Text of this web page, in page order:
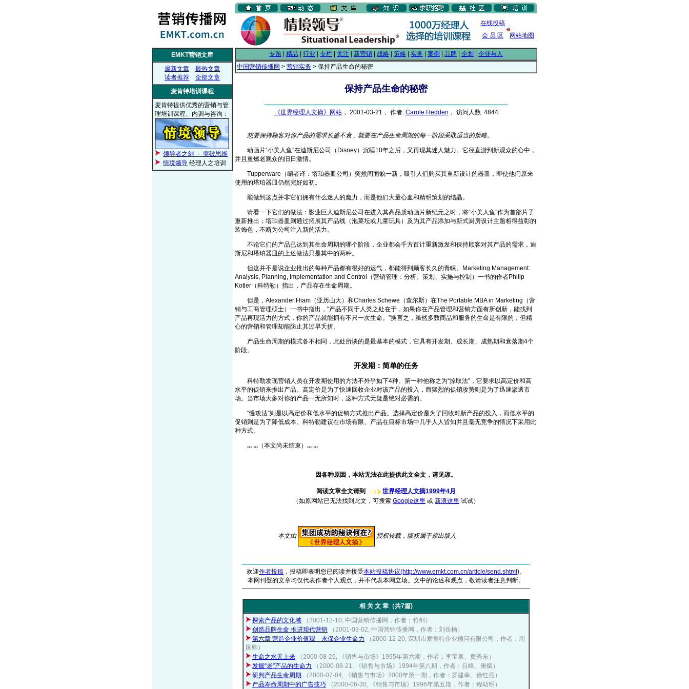
在线投稿
会 员 区
网站地图
EMKT营销文库
最新文章
最热文章
读者推荐
全部文章
麦肯特培训课程
麦肯特提供优秀的营销与管
理培训课程、内训与咨询：
领导者之剑 － 突破思维
情境领导 经理人之培训
专题 精品 行业 专栏 关注 新营销 战略 策略 实务 案例 品牌 企划
企业与人
中国营销传播网 > 营销实务 > 保持产品生命的秘密
保持产品生命的秘密
《世界经理人文摘》网站， 2001-03-21， 作者: Carole Hedden ， 访问人数: 4844
想要保持顾客对你产品的需求长盛不衰，就要在产品生命周期的每一阶段采取适当的策略。
动画片“小美人鱼”在迪斯尼公司（Disney）沉睡10年之后，又再现其迷人魅力。它径直游到新观众的心中，
并且重燃老观众的旧日激情。
Tupperware（编者译：塔珀器皿公司）突然间面貌一新，吸引人们购买其重新设计的器皿，即使他们原来
使用的塔珀器皿仍然完好如初。
能做到这点并非它们拥有什么迷人的魔力，而是他们大量心血和精明策划的结晶。
请看一下它们的做法：影业巨人迪斯尼公司在进入其高品质动画片新纪元之时，将“小美人鱼”作为首部片子
重新推出；塔珀器皿则通过拓展其产品线（泡菜坛或儿童玩具）及为其产品添加与新式厨房设计主题相得益彰的
装饰色，不断为公司注入新的活力。
不论它们的产品已达到其生命周期的哪个阶段，企业都会千方百计重新激发和保持顾客对其产品的需求，迪
斯尼和塔珀器皿的上述做法只是其中的两种。
但这并不是说企业推出的每种产品都有很好的运气，都能得到顾客长久的青睐。Marketing Management:
Analysis, Planning, Implementation and Control（营销管理：分析、策划、实施与控制）一书的作者Philip
Kotler（科特勒）指出，产品存在生命周期。
但是，Alexander Hiam（亚历山大）和Charles Schewe（查尔斯）在The Portable MBA in Marketing（营
销与工商管理硕士）一书中指出，“产品不同于人类之处在于，如果你在产品管理和营销方面有所创新，能找到
产品再现活力的方式，你的产品就能拥有不只一次生命。”换言之，虽然多数商品和服务的生命是有限的，但精
心的营销和管理却能防止其过早夭折。
产品生命周期的模式各不相同，此处所谈的是最基本的模式，它具有开发期、成长期、成熟期和衰落期4个
阶段。
开发期：简单的任务
科特勒发现营销人员在开发期使用的方法不外乎如下4种。第一种他称之为“掠取法”，它要求以高定价和高
水平的促销来推出产品。高定价是为了快速回收企业对该产品的投入，而猛烈的促销攻势则是为了迅速渗透市
场。当市场大多对你的产品一无所知时，这种方式无疑是绝对必需的。
“慢攻法”则是以高定价和低水平的促销方式推出产品。选择高定价是为了回收对新产品的投入，而低水平的
促销则是为了降低成本。科特勒建议在市场有限、产品在目标市场中几乎人人皆知并且毫无竞争的情况下采用此
种方式。
... ... （本文尚未结束） ... ...
因各种原因，本站无法在此提供此文全文，请见谅。
阅读文章全文请到
世界经理人文摘1999年4月
（如原网站已无法找到此文，可搜索 Google这里 或 新浪这里 试试）
本文由 授权转载，版权属于原出版人
欢迎作者投稿 ，投稿即表明您已阅读并接受本站投稿协议(http://www.emkt.com.cn/article/send.shtml)。
本网刊登的文章均仅代表作者个人观点，并不代表本网立场。文中的论述和观点，敬请读者注意判断。
相 关 文 章（共7篇)
探索产品的文化域
（2001-12-10, 中国营销传播网，作者：竹剑）
创造品牌生命 推进现代营销
（2001-03-02, 中国营销传播网，作者：刘岳楠）
第六章 营造企业价值观 永保企业生命力
（2000-12-20, 深圳市麦肯特企业顾问有限公司，作者：周
国卿）
生命之水天上来
（2000-08-26, 《销售与市场》1995年第六期，作者：李宝泉、黄秀东）
发掘“老”产品的生命力
（2000-08-21, 《销售与市场》1994年第八期，作者：吕峰、秉赋）
研判产品生命周期
（2000-07-04, 《销售与市场》2000年第一期，作者：罗建幸、徐红燕）
产品寿命周期中的广告技巧
（2000-06-30, 《销售与市场》1996年第五期，作者：程幼明）